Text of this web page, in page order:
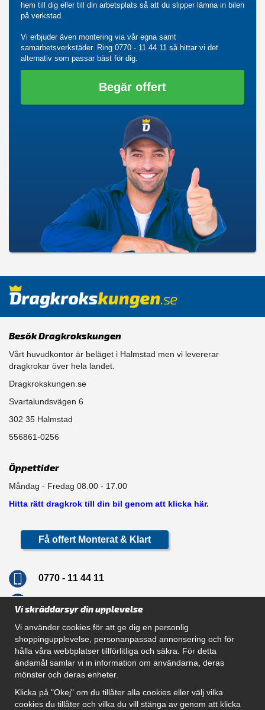
hem till dig eller till din arbetsplats så att du slipper lämna in bilen
på verkstad.
Vi erbjuder även montering via vår egna samt
samarbetsverkstäder. Ring 0770 - 11 44 11 så hittar vi det
alternativ som passar bäst för dig.
Begär offert
Besök Dragkrokskungen
Vårt huvudkontor är beläget i Halmstad men vi levererar
dragkrokar över hela landet.
Dragkrokskungen.se
Svartalundsvägen 6
302 35 Halmstad
556861-0256
Öppettider
Måndag - Fredag 08.00 - 17.00
Hitta rätt dragkrok till din bil genom att klicka här.
Få offert Monterat & Klart
0770 - 11 44 11
Navigation
Hur beställer jag
Gör Det Själv Paket
Montera dragkrok
Vi skräddarsyr din upplevelse
Vi använder cookies för att ge dig en personlig
shoppingupplevelse, personanpassad annonsering och för
hålla våra webbplatser tillförlitliga och säkra. För detta
ändamål samlar vi in information om användarna, deras
mönster och deras enheter.
Klicka på "Okej" om du tillåter alla cookies eller välj vilka
cookies du tillåter och vilka du vill stänga av genom att klicka